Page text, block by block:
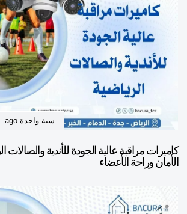
سنة واحدة ago
كاميرات مراقبة عالية الجودة للأندية والصالات
الأمان وراحة الأعضاء